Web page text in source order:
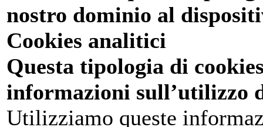
nostro dominio al
Cookies analitici
Questa tipologia di
informazioni sull’utilizzo
Utilizziamo queste